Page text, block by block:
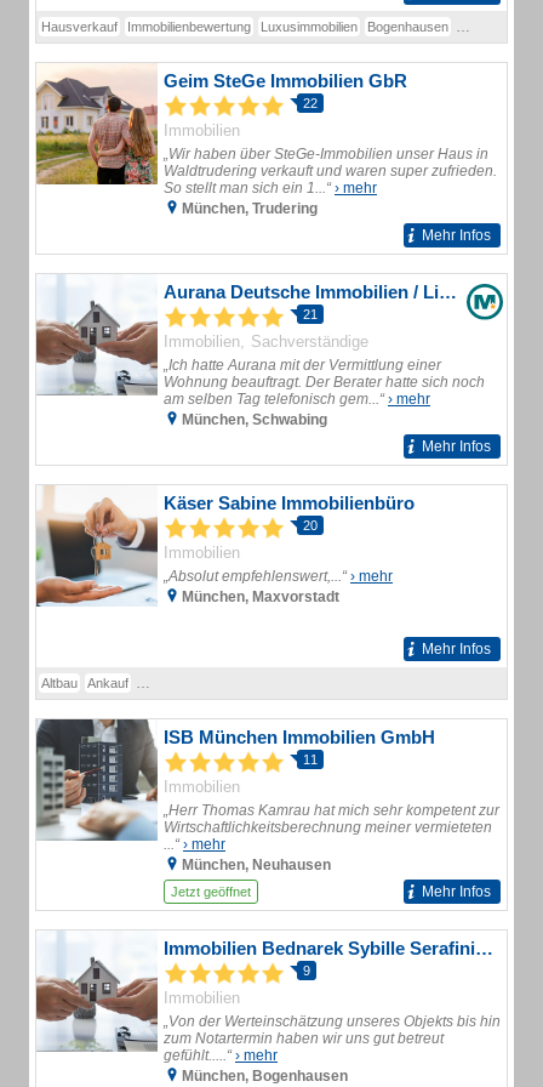
Hausverkauf Immobilienbewertung Luxusimmobilien Bogenhausen
Geim SteGe Immobilien GbR
22
Immobilien
„Wir haben über SteGe-Immobilien unser Haus in
Waldtrudering verkauft und waren super zufrieden.
So stellt man sich ein 1...“› mehr
München, Trudering
Mehr Infos
Aurana Deutsche Immobilien / Lizenzpartner
21
Immobilien Sachverständige
„Ich hatte Aurana mit der Vermittlung einer
Wohnung beauftragt. Der Berater hatte sich noch
am selben Tag telefonisch gem...“› mehr
München, Schwabing
Mehr Infos
Käser Sabine Immobilienbüro
20
Immobilien
„Absolut empfehlenswert,...“› mehr
München, Maxvorstadt
Mehr Infos
Altbau Ankauf
ISB München Immobilien GmbH
11
Immobilien
„Herr Thomas Kamrau hat mich sehr kompetent zur
Wirtschaftlichkeitsberechnung meiner vermieteten
...“› mehr
München, Neuhausen
Jetzt geöffnet Mehr Infos
Immobilien Bednarek Sybille Serafini Bednarek Immobilienbüro
9
Immobilien
„Von der Werteinschätzung unseres Objekts bis hin
zum Notartermin haben wir uns gut betreut
gefühlt.....“› mehr
München, Bogenhausen